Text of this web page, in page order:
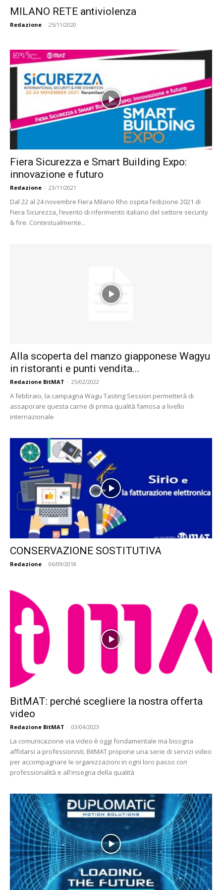
MILANO RETE antiviolenza
Redazione - 25/11/2020
Fiera Sicurezza e Smart Building Expo:
innovazione e futuro
Redazione - 23/11/2021
Dal 22 al 24 novembre Fiera Milano Rho ospita l’edizione 2021 di
Fiera Sicurezza, l’evento di riferimento italiano del settore security
& fire. Contestualmente...
Alla scoperta del manzo giapponese Wagyu
in ristoranti e punti vendita...
Redazione BitMAT - 25/02/2022
A febbraio, la campagna Wagu Tasting Session permetterà di
assaporare questa carne di prima qualità famosa a livello
internazionale
CONSERVAZIONE SOSTITUTIVA
Redazione - 06/09/2018
BitMAT: perché scegliere la nostra offerta
video
Redazione BitMAT - 03/04/2023
La comunicazione via video è oggi fondamentale ma bisogna
affidarsi a professionisti. BitMAT propone una serie di servizi video
per accompagnare le organizzazioni in ogni loro passo con
professionalità e all'insegna della qualità